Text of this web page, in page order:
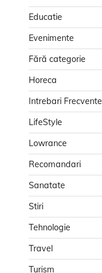
Educatie
Evenimente
Fără categorie
Horeca
Intrebari Frecvente
LifeStyle
Lowrance
Recomandari
Sanatate
Stiri
Tehnologie
Travel
Turism